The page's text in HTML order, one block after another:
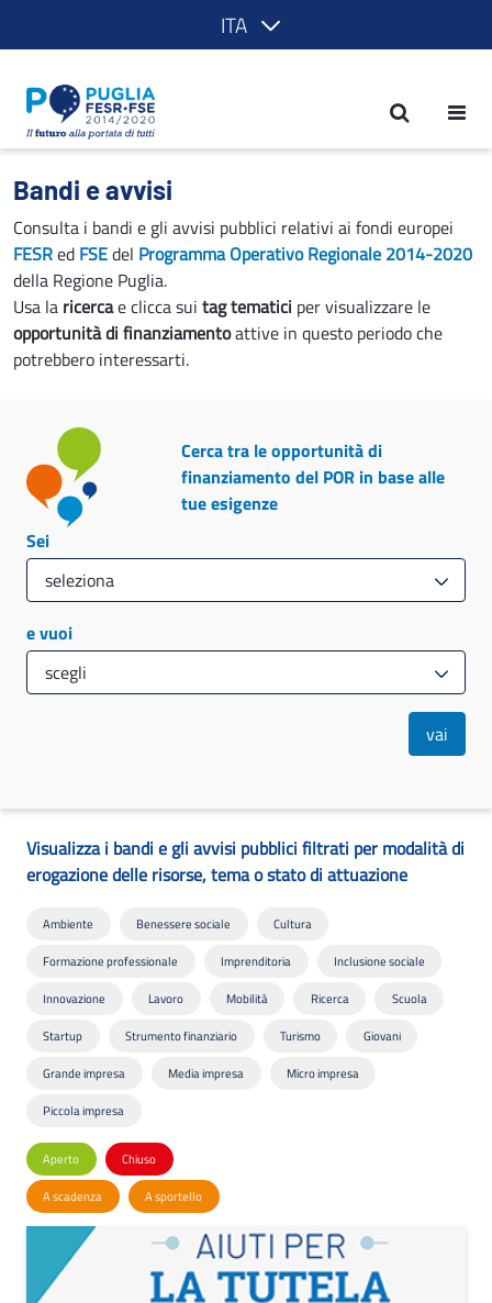
ITA
Bandi e avvisi - POR Puglia 2014-2020
Bandi e avvisi
Consulta i bandi e gli avvisi pubblici relativi ai fondi europei
FESRed FSEdel Programma Operativo Regionale 2014-2020
della Regione Puglia.
Usa la ricercae clicca sui tag tematici per visualizzare le
opportunità di finanziamentoattive in questo periodo che
potrebbero interessarti.
Cerca tra le opportunità di
finanziamento del POR in base alle
tue esigenze
Sei
e vuoi
vai
Visualizza i bandi e gli avvisi pubblici filtrati per modalità di
erogazione delle risorse, tema o stato di attuazione
Ambiente Benessere sociale Cultura
Formazione professionale Imprenditoria Inclusione sociale
Innovazione Lavoro Mobilità Ricerca Scuola
Startup Strumento finanziario Turismo Giovani
Grande impresa Media impresa Micro impresa
Piccola impresa
Aperto Chiuso
A scadenza A sportello